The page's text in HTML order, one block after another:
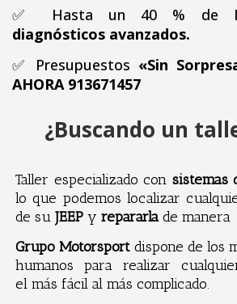
✅ Hasta un 40 % de
diagnósticos avanzados.
✅ Presupuestos «Sin
AHORA 913671457
¿Buscando un
Taller especializado con sistemas
lo que podemos localizar
de su JEEP y repararlade manera
Grupo Motorsport dispone de los
humanos para realizar
el más fácil al más complicado.